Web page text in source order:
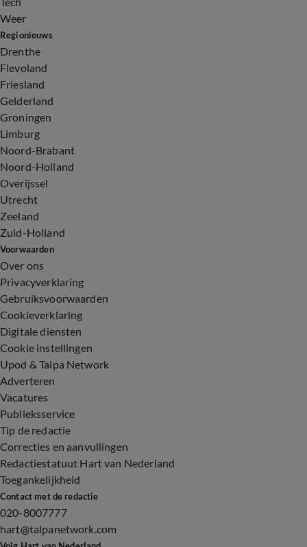
Weer
Regionieuws
Drenthe
Flevoland
Friesland
Gelderland
Groningen
Limburg
Noord-Brabant
Noord-Holland
Overijssel
Utrecht
Zeeland
Zuid-Holland
Voorwaarden
Over ons
Privacyverklaring
Gebruiksvoorwaarden
Cookieverklaring
Digitale diensten
Cookie instellingen
Upod & Talpa Network
Adverteren
Vacatures
Publieksservice
Tip de redactie
Correcties en aanvullingen
Redactiestatuut Hart van Nederland
Toegankelijkheid
Contact met de redactie
020-8007777
hart@talpanetwork.com